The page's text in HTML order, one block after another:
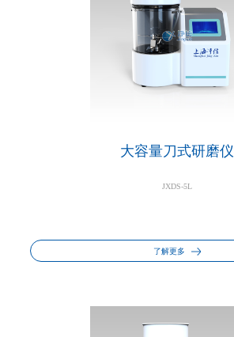
大容量刀式研磨仪
JXDS-5L
了解更多